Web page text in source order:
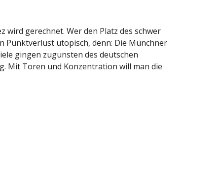
gerechnet. Wer den Platz des schwer
Punktverlust utopisch, denn: Die Münchner
gingen zugunsten des deutschen
Mit Toren und Konzentration will man die